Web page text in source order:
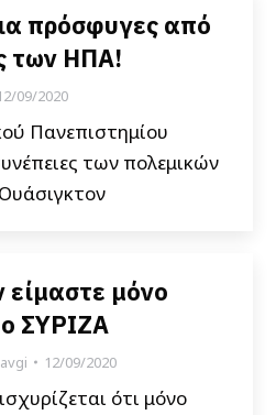
πρόσφυγες από
των ΗΠΑ!
09/2020
Πανεπιστημίου
των πολεμικών
είμαστε μόνο
ΣΥΡΙΖΑ
12/09/2020
ότι μόνο